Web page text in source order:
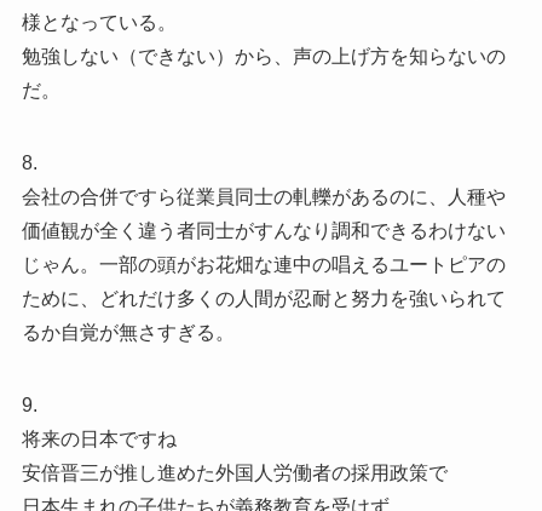
様となっている。
勉強しない（できない）から、声の上げ方を知らないの
だ。
8.
会社の合併ですら従業員同士の軋轢があるのに、人種や
価値観が全く違う者同士がすんなり調和できるわけない
じゃん。一部の頭がお花畑な連中の唱えるユートピアの
ために、どれだけ多くの人間が忍耐と努力を強いられて
るか自覚が無さすぎる。
9.
将来の日本ですね
安倍晋三が推し進めた外国人労働者の採用政策で
日本生まれの子供たちが義務教育を受けず